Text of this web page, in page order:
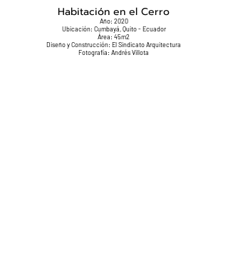
Habitación en el Cerro
Año: 2020
Ubicación: Cumbayá, Quito - Ecuador
Área: 45m2
Diseño y Construcción: El Sindicato Arquitectura
Fotografía: Andrés Villota